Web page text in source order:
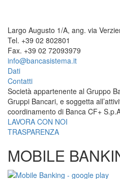
Largo Augusto 1/A, ang. via
Tel. +39 02 802801
Fax. +39 02 72093979
info@bancasistema.it
Dati
Contatti
Società appartenente al Gruppo
Gruppi Bancari, e soggetta
coordinamento di Banca CF+
LAVORA CON NOI
TRASPARENZA
MOBILE